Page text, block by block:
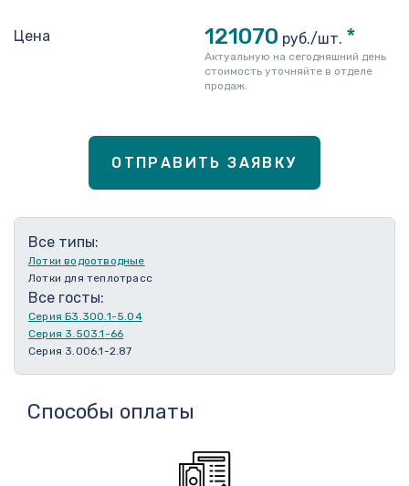
Цена 121070 руб./шт. *
Актуальную на сегодняшний день
стоимость уточняйте в отделе
продаж.
ОТПРАВИТЬ ЗАЯВКУ
Все типы:
Лотки водоотводные
Лотки для теплотрасс
Все госты:
Серия Б3.300.1-5.04
Серия 3.503.1-66
Серия 3.006.1-2.87
Способы оплаты